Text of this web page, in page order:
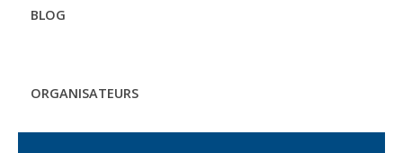
BLOG
ORGANISATEURS